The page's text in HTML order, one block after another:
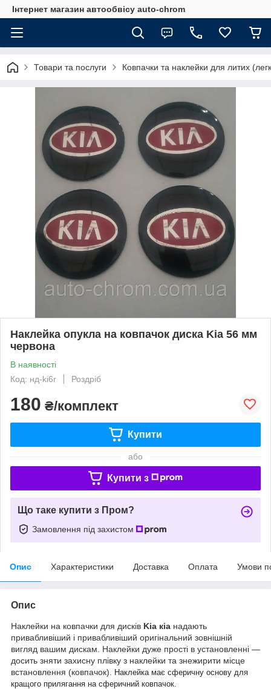
Інтернет магазин автообвісу auto-chrom
Товари та послуги Ковпачки та наклейки для литих
Наклейка опукла на ковпачок диска Kia 56 мм
червона
В наявності
Код: нд-ki6r
Роздріб
180 ₴/комплект
Купити
або
Купити з
Що таке купити з Пром?
Замовлення під захистом
Опис Характеристики Доставка Оплата Умови
Опис
Наклейки на ковпачки для дисків Kia кіа надають
привабливіший і привабливіший оригінальний зовнішній
вигляд вашим дискам. Наклейки дуже прості в установленні —
досить зняти захисну плівку з наклейки та знежирити місце
встановлення (ковпачок).
Наклейка має сферичну основу для
кращого прилягання на сферичний ковпачок.